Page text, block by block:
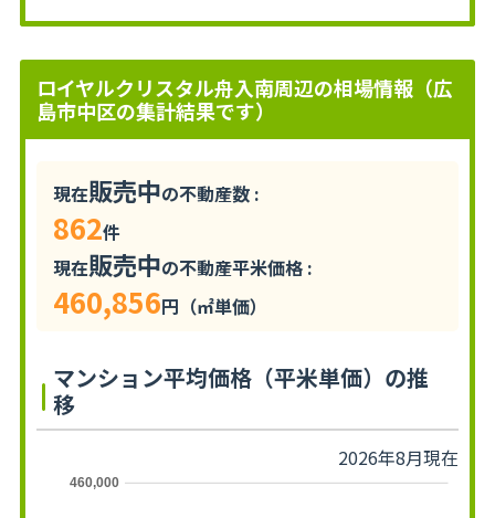
ロイヤルクリスタル舟入南周辺の相場情報（広
島市中区の集計結果です）
現在販売中の不動産数 :
862件
現在販売中の不動産平米価格 :
460,856円（㎡単価）
マンション平均価格（平米単価）の推
移
2026年8月現在
460,000